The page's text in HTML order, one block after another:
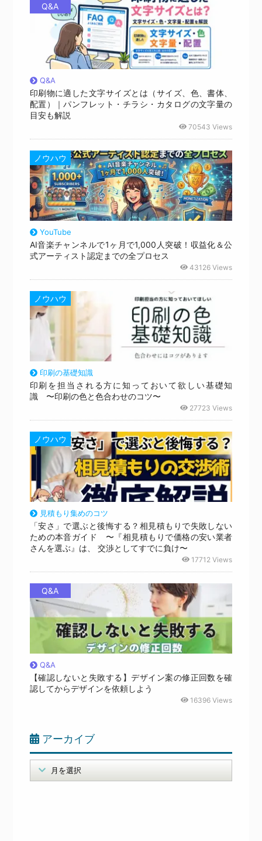
Q&A
Q&A
印刷物に適した文字サイズとは（サイズ、色、書体、
配置）｜パンフレット・チラシ・カタログの文字量の
目安も解説
70543 Views
ノウハウ
YouTube
AI音楽チャンネルで1ヶ月で1,000人突破！収益化＆公
式アーティスト認定までの全プロセス
43126 Views
ノウハウ
印刷の基礎知識
印刷を担当される方に知っておいて欲しい基礎知
識 〜印刷の色と色合わせのコツ〜
27723 Views
ノウハウ
見積もり集めのコツ
「安さ」で選ぶと後悔する？相見積もりで失敗しない
ための本音ガイド 〜『相見積もりで価格の安い業者
さんを選ぶ』は、 交渉としてすでに負け〜
17712 Views
Q&A
Q&A
【確認しないと失敗する】デザイン案の修正回数を確
認してからデザインを依頼しよう
16396 Views
アーカイブ